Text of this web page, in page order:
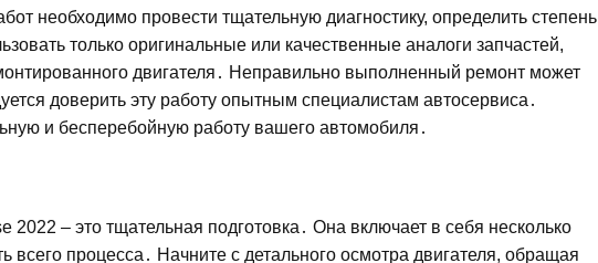
необходимо провести тщательную диагностику, определить степень
только оригинальные или качественные аналоги запчастей,
двигателя․ Неправильно выполненный ремонт может
доверить эту работу опытным специалистам автосервиса․
и бесперебойную работу вашего автомобиля․
– это тщательная подготовка․ Она включает в себя несколько
процесса․ Начните с детального осмотра двигателя, обращая